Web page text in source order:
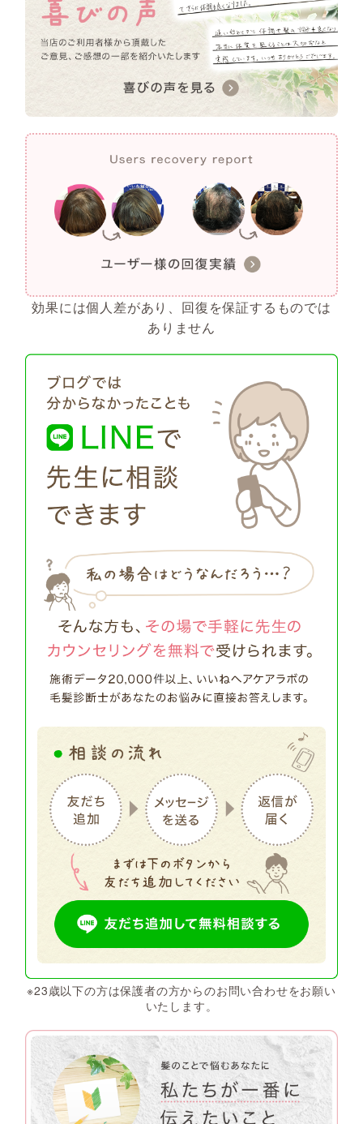
効果には個人差があり、回復を保証するものでは
ありません
※23歳以下の方は保護者の方からのお問い合わせをお願い
いたします。